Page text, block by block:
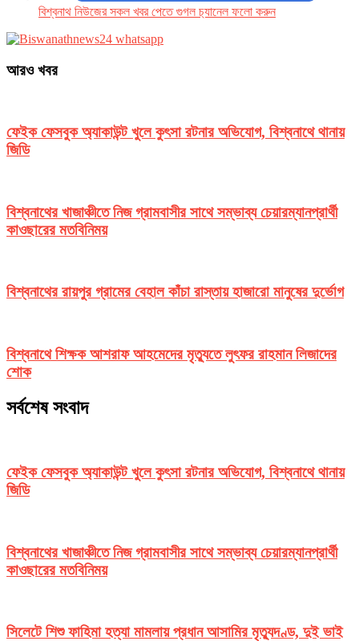
বিশ্বনাথ নিউজের সকল খবর পেতে গুগল চ‌্যানেল ফলো করুন
আরও খবর
ফেইক ফেসবুক অ্যাকাউন্ট খুলে কুৎসা রটনার অভিযোগ, বিশ্বনাথে থানায়
জিডি
বিশ্বনাথের খাজাঞ্চীতে নিজ গ্রামবাসীর সাথে সম্ভাব্য চেয়ারম্যানপ্রার্থী
কাওছারের মতবিনিময়
বিশ্বনাথের রায়পুর গ্রামের বেহাল কাঁচা রাস্তায় হাজারো মানুষের দুর্ভোগ
বিশ্বনাথে শিক্ষক আশরাফ আহমেদের মৃত্যুতে লুৎফর রাহমান লিজাদের
শোক
সর্বশেষ সংবাদ
ফেইক ফেসবুক অ্যাকাউন্ট খুলে কুৎসা রটনার অভিযোগ, বিশ্বনাথে থানায়
জিডি
বিশ্বনাথের খাজাঞ্চীতে নিজ গ্রামবাসীর সাথে সম্ভাব্য চেয়ারম্যানপ্রার্থী
কাওছারের মতবিনিময়
সিলেটে শিশু ফাহিমা হত্যা মামলায় প্রধান আসামির মৃত্যুদণ্ড, দুই ভাই